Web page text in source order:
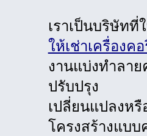
เราเป็นบริษัทที่
ให้เช่าเครื่องค
งานแบ่งทำลาย
ปรับปรุง
เปลี่ยนแปลงหรื
โครงสร้างแบบ